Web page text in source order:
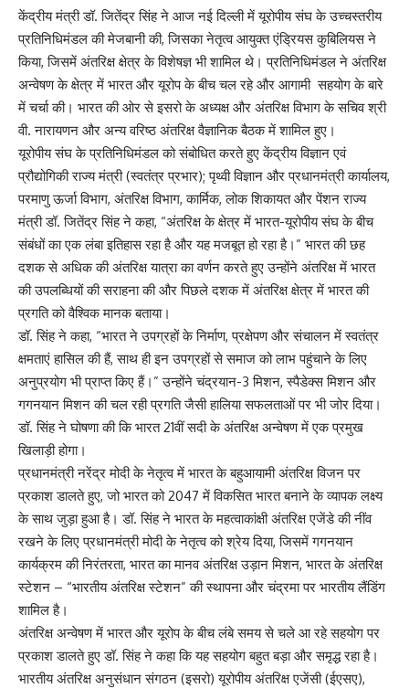
केंद्रीय मंत्री डॉ. जितेंद्र सिंह ने आज नई दिल्ली में यूरोपीय संघ के उच्चस्तरीय
प्रतिनिधिमंडल की मेजबानी की, जिसका नेतृत्व आयुक्त एंड्रियस कुबिलियस ने
किया, जिसमें अंतरिक्ष क्षेत्र के विशेषज्ञ भी शामिल थे। प्रतिनिधिमंडल ने अंतरिक्ष
अन्वेषण के क्षेत्र में भारत और यूरोप के बीच चल रहे और आगामी सहयोग के बारे
में चर्चा की। भारत की ओर से इसरो के अध्यक्ष और अंतरिक्ष विभाग के सचिव श्री
वी. नारायणन और अन्य वरिष्ठ अंतरिक्ष वैज्ञानिक बैठक में शामिल हुए।
यूरोपीय संघ के प्रतिनिधिमंडल को संबोधित करते हुए केंद्रीय विज्ञान एवं
प्रौद्योगिकी राज्य मंत्री (स्वतंत्र प्रभार); पृथ्वी विज्ञान और प्रधानमंत्री कार्यालय,
परमाणु ऊर्जा विभाग, अंतरिक्ष विभाग, कार्मिक, लोक शिकायत और पेंशन राज्य
मंत्री डॉ. जितेंद्र सिंह ने कहा, “अंतरिक्ष के क्षेत्र में भारत-यूरोपीय संघ के बीच
संबंधों का एक लंबा इतिहास रहा है और यह मजबूत हो रहा है।” भारत की छह
दशक से अधिक की अंतरिक्ष यात्रा का वर्णन करते हुए उन्होंने अंतरिक्ष में भारत
की उपलब्धियों की सराहना की और पिछले दशक में अंतरिक्ष क्षेत्र में भारत की
प्रगति को वैश्विक मानक बताया।
डॉ. सिंह ने कहा, “भारत ने उपग्रहों के निर्माण, प्रक्षेपण और संचालन में स्वतंत्र
क्षमताएं हासिल की हैं, साथ ही इन उपग्रहों से समाज को लाभ पहुंचाने के लिए
अनुप्रयोग भी प्राप्त किए हैं।” उन्होंने चंद्रयान-3 मिशन, स्पैडेक्स मिशन और
गगनयान मिशन की चल रही प्रगति जैसी हालिया सफलताओं पर भी जोर दिया।
डॉ. सिंह ने घोषणा की कि भारत 21वीं सदी के अंतरिक्ष अन्वेषण में एक प्रमुख
खिलाड़ी होगा।
प्रधानमंत्री नरेंद्र मोदी के नेतृत्व में भारत के बहुआयामी अंतरिक्ष विजन पर
प्रकाश डालते हुए, जो भारत को 2047 में विकसित भारत बनाने के व्यापक लक्ष्य
के साथ जुड़ा हुआ है। डॉ. सिंह ने भारत के महत्वाकांक्षी अंतरिक्ष एजेंडे की नींव
रखने के लिए प्रधानमंत्री मोदी के नेतृत्व को श्रेय दिया, जिसमें गगनयान
कार्यक्रम की निरंतरता, भारत का मानव अंतरिक्ष उड़ान मिशन, भारत के अंतरिक्ष
स्टेशन – “भारतीय अंतरिक्ष स्टेशन” की स्थापना और चंद्रमा पर भारतीय लैंडिंग
शामिल है।
अंतरिक्ष अन्वेषण में भारत और यूरोप के बीच लंबे समय से चले आ रहे सहयोग पर
प्रकाश डालते हुए डॉ. सिंह ने कहा कि यह सहयोग बहुत बड़ा और समृद्ध रहा है।
भारतीय अंतरिक्ष अनुसंधान संगठन (इसरो) यूरोपीय अंतरिक्ष एजेंसी (ईएसए),